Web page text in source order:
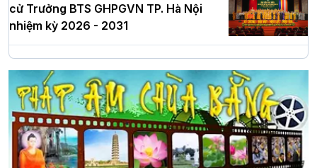
cử Trưởng BTS GHPGVN TP. Hà Nội
nhiệm kỳ 2026 - 2031
Hà Nội: Long trọng lễ khởi công xây
dựng Trung tâm văn hóa Phật giáo Thủ
đô
Hà Nội: Ngày tu học cuối cùng khép lại